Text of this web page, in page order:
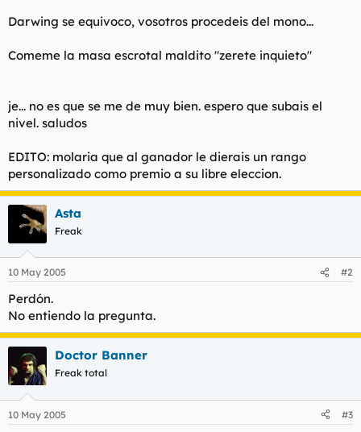
Darwing se equivoco, vosotros procedeis del mono...
Comeme la masa escrotal maldito "zerete inquieto"
je... no es que se me de muy bien. espero que subais el
nivel. saludos
EDITO: molaria que al ganador le dierais un rango
personalizado como premio a su libre eleccion.
Asta
Freak
10 May 2005 #2
Perdón.
No entiendo la pregunta.
Doctor Banner
Freak total
10 May 2005 #3